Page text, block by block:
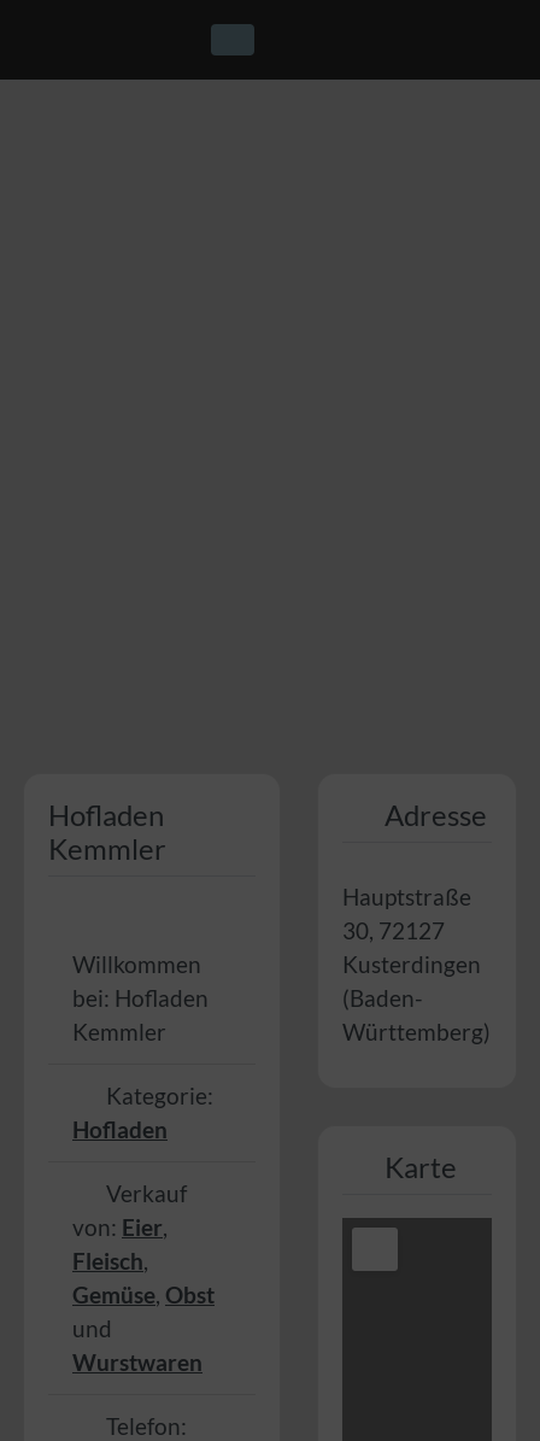
Hofladen
Kemmler
Willkommen
bei: Hofladen
Kemmler
Kategorie:
Hofladen
Verkauf
von: Eier,
Fleisch,
Gemüse, Obst
und
Wurstwaren
Telefon:
Adresse
Hauptstraße
30, 72127
Kusterdingen
(Baden-
Württemberg)
Karte